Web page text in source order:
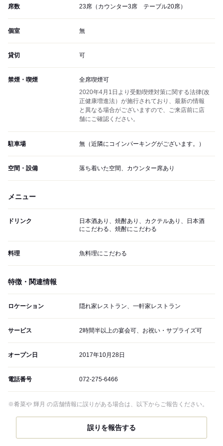
席数 23席（カウンター3席 テーブル20席）
個室 無
貸切 可
禁煙・喫煙
全席喫煙可
2020年4月1日より受動喫煙対策に関する法律(改
正健康増進法）が施行されており、最新の情報
と異なる場合がございますので、ご来店前に店
舗にご確認ください。
駐車場 無（近隣にコインパーキングがございます。）
空間・設備 落ち着いた空間、カウンター席あり
メニュー
ドリンク
日本酒あり、焼酎あり、カクテルあり、日本酒
にこだわる、焼酎にこだわる
料理 魚料理にこだわる
特徴・関連情報
ロケーション 隠れ家レストラン、一軒家レストラン
サービス 2時間半以上の宴会可、お祝い・サプライズ可
オープン日 2017年10月28日
電話番号 072-275-6466
※肴菜や 輝月 の店舗情報に誤りがある場合は、以下からご報告ください。
誤りを報告する